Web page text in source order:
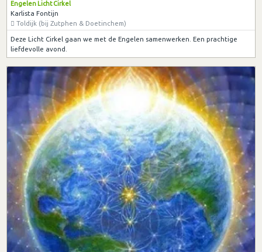
Engelen Licht Cirkel
Karlista Fontijn
Toldijk (bij Zutphen & Doetinchem)
Deze Licht Cirkel gaan we met de Engelen samenwerken. Een prachtige
liefdevolle avond.